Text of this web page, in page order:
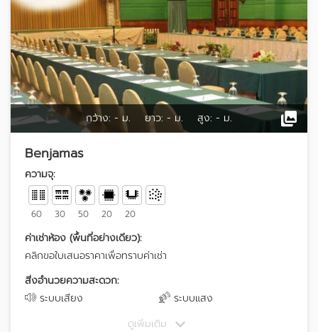
กว้าง: - ม. ยาว: - ม. สูง: - ม.
Benjamas
ความจุ:
60 30 50 20 20
ค่าเช่าห้อง (พื้นที่อย่างเดียว):
คลิกขอใบเสนอราคาเพื่อทราบค่าเช่า
สิ่งอำนวยความสะดวก:
ระบบเสียง
ระบบแสง
ดูเพิ่มเติม